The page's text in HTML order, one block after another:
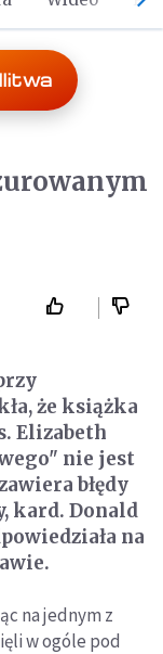
że książka
Elizabeth
nie jest
błędy
kard. Donald
na
na jednym z
w ogóle pod